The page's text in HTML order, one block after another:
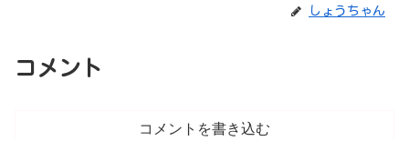
しょうちゃん
コメント
コメントを書き込む